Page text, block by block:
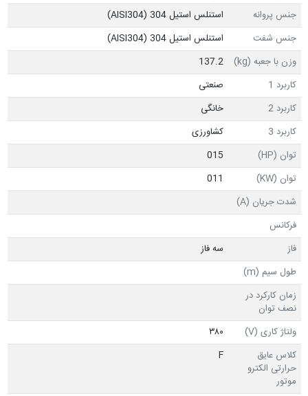
جنس پروانه
استنلس استیل 304 (AISI304)
جنس شفت
استنلس استیل 304 (AISI304)
وزن با جعبه (kg)
137.2
کاربرد 1
صنعتی
کاربرد 2
خانگی
کاربرد 3
کشاورزی
توان (HP)
015
توان (KW)
011
شدت جریان (A)
فرکانس
فاز
سه فاز
طول سیم (m)
زمان کارکرد در
نصف توان
ولتاژ کاری (V)
۳۸۰
کلاس عایق
حرارتی الکترو
موتور
F